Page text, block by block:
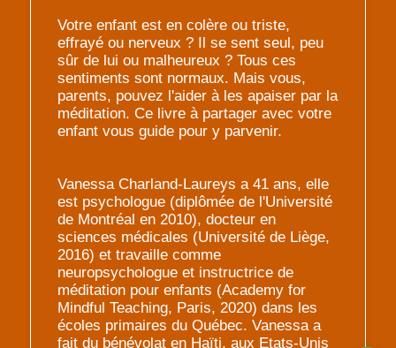
Votre enfant est en colère ou triste,
effrayé ou nerveux ? Il se sent seul, peu
sûr de lui ou malheureux ? Tous ces
sentiments sont normaux. Mais vous,
parents, pouvez l'aider à les apaiser par la
méditation. Ce livre à partager avec votre
enfant vous guide pour y parvenir.
Vanessa Charland-Laureys a 41 ans, elle
est psychologue (diplômée de l'Université
de Montréal en 2010), docteur en
sciences médicales (Université de Liège,
2016) et travaille comme
neuropsychologue et instructrice de
méditation pour enfants (Academy for
Mindful Teaching, Paris, 2020) dans les
écoles primaires du Québec. Vanessa a
fait du bénévolat en Haïti, aux Etats-Unis